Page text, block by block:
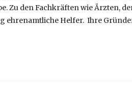
Zu den Fachkräften wie Ärzten,
ehrenamtliche Helfer. Ihre